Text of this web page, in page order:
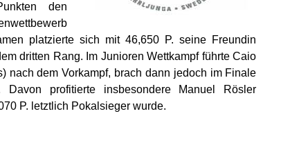
den
platzierte sich mit 46,650 P. seine Freundin
dritten Rang. Im Junioren Wettkampf führte Caio
nach dem Vorkampf, brach dann jedoch im Finale
profitierte insbesondere Manuel Rösler
P. letztlich Pokalsieger wurde.